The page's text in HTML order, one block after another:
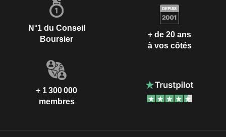
N°1 du Conseil
Boursier
+ de 20 ans
à vos côtés
+ 1 300 000
membres